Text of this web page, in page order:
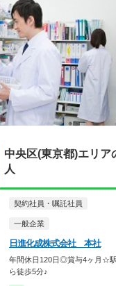
中央区(東京都)エリア
人
契約社員・嘱託社員
一般企業
日進化成株式会社 本社
年間休日120日◎賞与4ヶ月☆
ら徒歩5分♪